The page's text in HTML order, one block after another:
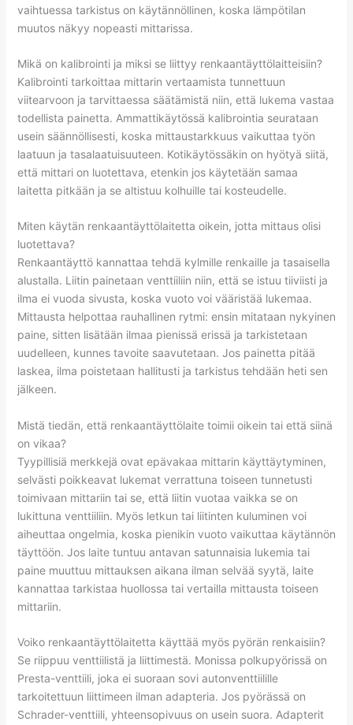
vaihtuessa tarkistus on käytännöllinen, koska lämpötilan
muutos näkyy nopeasti mittarissa.
Mikä on kalibrointi ja miksi se liittyy renkaantäyttölaitteisiin?
Kalibrointi tarkoittaa mittarin vertaamista tunnettuun
viitearvoon ja tarvittaessa säätämistä niin, että lukema vastaa
todellista painetta. Ammattikäytössä kalibrointia seurataan
usein säännöllisesti, koska mittaustarkkuus vaikuttaa työn
laatuun ja tasalaatuisuuteen. Kotikäytössäkin on hyötyä siitä,
että mittari on luotettava, etenkin jos käytetään samaa
laitetta pitkään ja se altistuu kolhuille tai kosteudelle.
Miten käytän renkaantäyttölaitetta oikein, jotta mittaus olisi
luotettava?
Renkaantäyttö kannattaa tehdä kylmille renkaille ja tasaisella
alustalla. Liitin painetaan venttiiliin niin, että se istuu tiiviisti ja
ilma ei vuoda sivusta, koska vuoto voi vääristää lukemaa.
Mittausta helpottaa rauhallinen rytmi: ensin mitataan nykyinen
paine, sitten lisätään ilmaa pienissä erissä ja tarkistetaan
uudelleen, kunnes tavoite saavutetaan. Jos painetta pitää
laskea, ilma poistetaan hallitusti ja tarkistus tehdään heti sen
jälkeen.
Mistä tiedän, että renkaantäyttölaite toimii oikein tai että siinä
on vikaa?
Tyypillisiä merkkejä ovat epävakaa mittarin käyttäytyminen,
selvästi poikkeavat lukemat verrattuna toiseen tunnetusti
toimivaan mittariin tai se, että liitin vuotaa vaikka se on
lukittuna venttiiliin. Myös letkun tai liitinten kuluminen voi
aiheuttaa ongelmia, koska pienikin vuoto vaikuttaa käytännön
täyttöön. Jos laite tuntuu antavan satunnaisia lukemia tai
paine muuttuu mittauksen aikana ilman selvää syytä, laite
kannattaa tarkistaa huollossa tai vertailla mittausta toiseen
mittariin.
Voiko renkaantäyttölaitetta käyttää myös pyörän renkaisiin?
Se riippuu venttiilistä ja liittimestä. Monissa polkupyörissä on
Presta-venttiili, joka ei suoraan sovi autonventtiilille
tarkoitettuun liittimeen ilman adapteria. Jos pyörässä on
Schrader-venttiili, yhteensopivuus on usein suora. Adapterit